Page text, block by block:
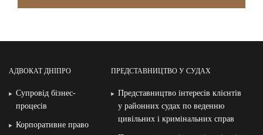
АДВОКАТ ДНІПРО
Супровід бізнес-
процесів
Корпоративне право
ПРЕДСТАВНИЦТВО У СУДАХ
Представництво інтересів клієнтів
у районних судах по веденню
цивільних і кримінальних справ